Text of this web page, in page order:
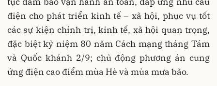
điện cho phát triển kinh tế – xã hội, phục vụ tốt
các sự kiện chính trị, kinh tế, xã hội quan trọng,
đặc biệt kỷ niệm 80 năm Cách mạng tháng Tám
và Quốc khánh 2/9; chủ động phương án cung
ứng điện cao điểm mùa Hè và mùa mưa bão.